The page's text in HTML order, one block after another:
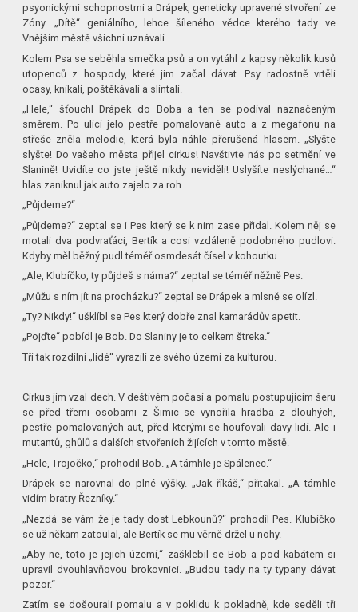
psyonickými schopnostmi a Drápek, geneticky upravené stvoření ze
Zóny. „Dítě“ geniálního, lehce šíleného vědce kterého tady ve
Vnějším městě všichni uznávali.
Kolem Psa se seběhla smečka psů a on vytáhl z kapsy několik kusů
utopenců z hospody, které jim začal dávat. Psy radostně vrtěli
ocasy, kníkali, poštěkávali a slintali.
„Hele,“ šťouchl Drápek do Boba a ten se podíval naznačeným
směrem. Po ulici jelo pestře pomalované auto a z megafonu na
střeše zněla melodie, která byla náhle přerušená hlasem. „Slyšte
slyšte! Do vašeho města přijel cirkus! Navštivte nás po setmění ve
Slanině! Uvidíte co jste ještě nikdy neviděli! Uslyšíte neslýchané…“
hlas zaniknul jak auto zajelo za roh.
„Půjdeme?“
„Půjdeme?“ zeptal se i Pes který se k nim zase přidal. Kolem něj se
motali dva podvraťáci, Bertík a cosi vzdáleně podobného pudlovi.
Kdyby měl běžný pudl téměř osmdesát čísel v kohoutku.
„Ale, Klubíčko, ty půjdeš s náma?“ zeptal se téměř něžně Pes.
„Můžu s ním jít na procházku?“ zeptal se Drápek a mlsně se olízl.
„Ty? Nikdy!“ ušklíbl se Pes který dobře znal kamarádův apetit.
„Pojďte“ pobídl je Bob. Do Slaniny je to celkem štreka.“
Tři tak rozdílní „lidé“ vyrazili ze svého území za kulturou.
Cirkus jim vzal dech. V deštivém počasí a pomalu postupujícím šeru
se před třemi osobami z Šimic se vynořila hradba z dlouhých,
pestře pomalovaných aut, před kterými se houfovali davy lidí. Ale i
mutantů, ghůlů a dalších stvořeních žijících v tomto městě.
„Hele, Trojočko,“ prohodil Bob. „A támhle je Spálenec.“
Drápek se narovnal do plné výšky. „Jak říkáš,“ přitakal. „A támhle
vidím bratry Řezníky.“
„Nezdá se vám že je tady dost Lebkounů?“ prohodil Pes. Klubíčko
se už někam zatoulal, ale Bertík se mu věrně držel u nohy.
„Aby ne, toto je jejich území,“ zašklebil se Bob a pod kabátem si
upravil dvouhlavňovou brokovnici. „Budou tady na ty typany dávat
pozor.“
Zatím se došourali pomalu a v poklidu k pokladně, kde seděli tři